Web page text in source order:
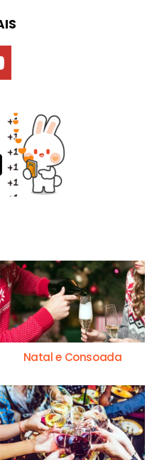
youtube
Natal e Consoada